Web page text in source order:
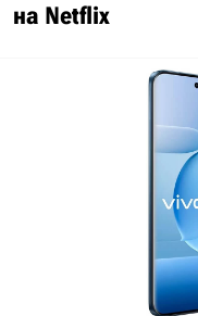
на Netflix